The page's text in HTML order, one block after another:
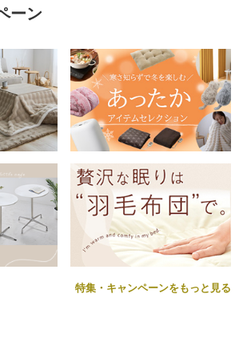
ーン
特集・キャンペーンをもっと見る